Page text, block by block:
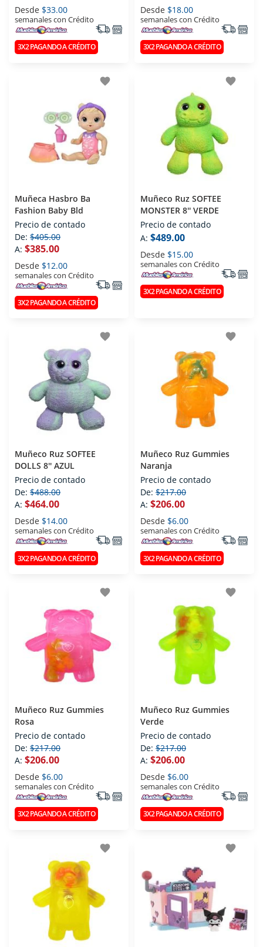
Desde $33.00
semanales con Crédito
3X2 PAGANDO A CRÉDITO
Desde $18.00
semanales con Crédito
3X2 PAGANDO A CRÉDITO
favorite
Muñeca Hasbro Ba
Fashion Baby Bld
Precio de contado
De: $405.00
A: $385.00
Desde $12.00
semanales con Crédito
3X2 PAGANDO A CRÉDITO
favorite
Muñeco Ruz SOFTEE
MONSTER 8'' VERDE
Precio de contado
A: $489.00
Desde $15.00
semanales con Crédito
3X2 PAGANDO A CRÉDITO
favorite
Muñeco Ruz SOFTEE
DOLLS 8'' AZUL
Precio de contado
De: $488.00
A: $464.00
Desde $14.00
semanales con Crédito
3X2 PAGANDO A CRÉDITO
favorite
Muñeco Ruz Gummies
Naranja
Precio de contado
De: $217.00
A: $206.00
Desde $6.00
semanales con Crédito
3X2 PAGANDO A CRÉDITO
favorite
Muñeco Ruz Gummies
Rosa
Precio de contado
De: $217.00
A: $206.00
Desde $6.00
semanales con Crédito
3X2 PAGANDO A CRÉDITO
favorite
Muñeco Ruz Gummies
Verde
Precio de contado
De: $217.00
A: $206.00
Desde $6.00
semanales con Crédito
3X2 PAGANDO A CRÉDITO
favorite favorite